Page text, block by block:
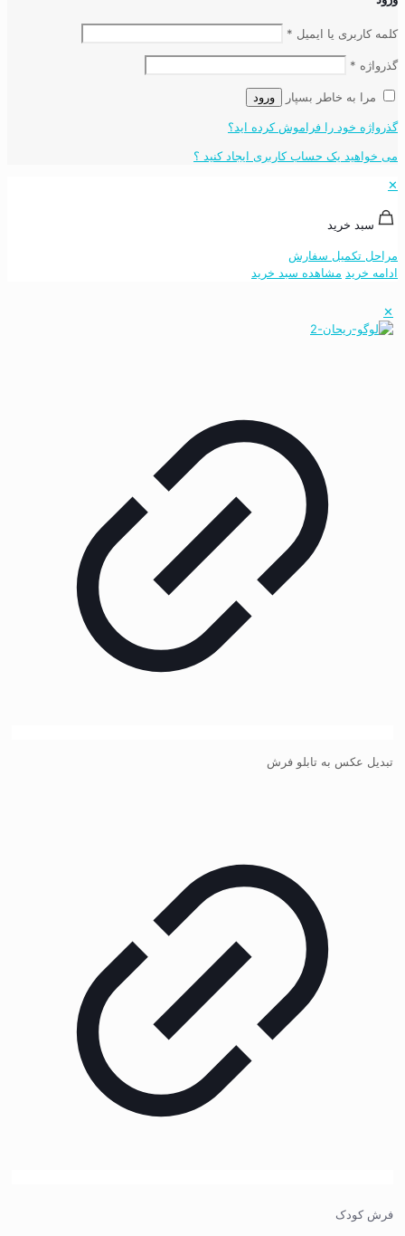
کلمه کاربری یا ایمیل *
گذرواژه *
مرا به خاطر بسپار ورود
گذرواژه خود را فراموش کرده اید؟
می خواهید یک حساب کاربری ایجاد کنید ؟
✕
سبد خرید
مراحل تکمیل سفارش
ادامه خرید مشاهده سبد خرید
✕
تبدیل عکس به تابلو فرش
فرش کودک